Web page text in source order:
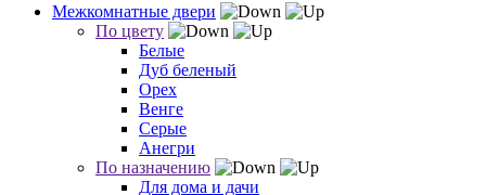
Межкомнатные двери
По цвету
Белые
Дуб беленый
Орех
Венге
Серые
Анегри
По назначению
Для дома и дачи